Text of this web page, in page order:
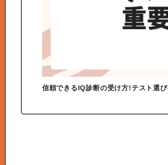
信頼できるIQ診断の受け方!テスト選